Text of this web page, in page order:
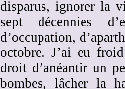
disparus, ignorer la
sept décennies
d’occupation,
octobre. J’ai eu
droit d’anéantir un
bombes, lâcher la